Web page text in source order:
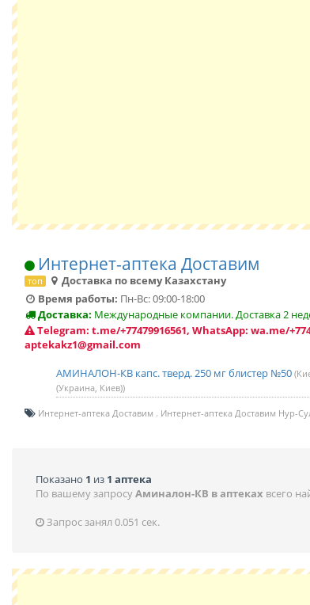
Интернет-аптека Доставим
топ
Доставка по всему Казахстану
Время работы: Пн-Вс: 09:00-18:00
Доставка: Международные компании. Доставка 2
Telegram: t.me/+77479916561, WhatsApp: wa.me/
aptekakz1@gmail.com
АМИНАЛОН-КВ капс. тверд. 250 мг блистер №50
(Украина, Киев))
Интернет-аптека Доставим Интернет-аптека Доставим Нур-
Показано 1 из 1 аптека
По вашему запросуАминалон-КВ в аптеках всего
Запрос занял 0.051 сек.